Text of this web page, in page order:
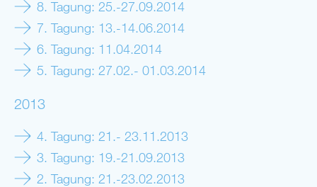
8. Tagung: 25.-27.09.2014
7. Tagung: 13.-14.06.2014
6. Tagung: 11.04.2014
5. Tagung: 27.02.- 01.03.2014
2013
4. Tagung: 21.- 23.11.2013
3. Tagung: 19.-21.09.2013
2. Tagung: 21.-23.02.2013